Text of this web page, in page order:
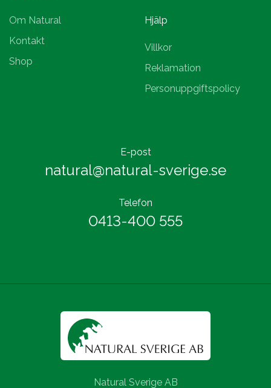
Om Natural
Kontakt
Shop
Hjälp
Villkor
Reklamation
Personuppgiftspolicy
E-post
natural@natural-sverige.se
Telefon
0413-400 555
Natural Sverige AB